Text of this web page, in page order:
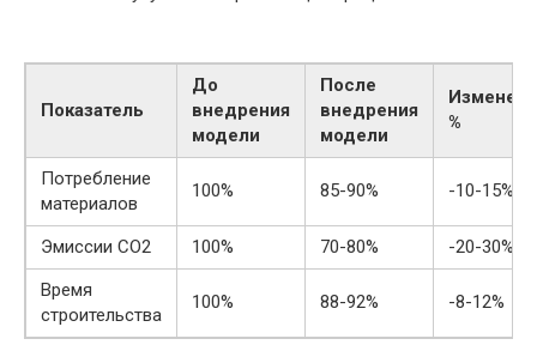
Показатель
До
внедрения
модели
После
внедрения
модели
%
Потребление
материалов
100% 85-90% -10-15%
Эмиссии CO2 100% 70-80%
-20-30%
Время
строительства
100% 88-92% -8-12%